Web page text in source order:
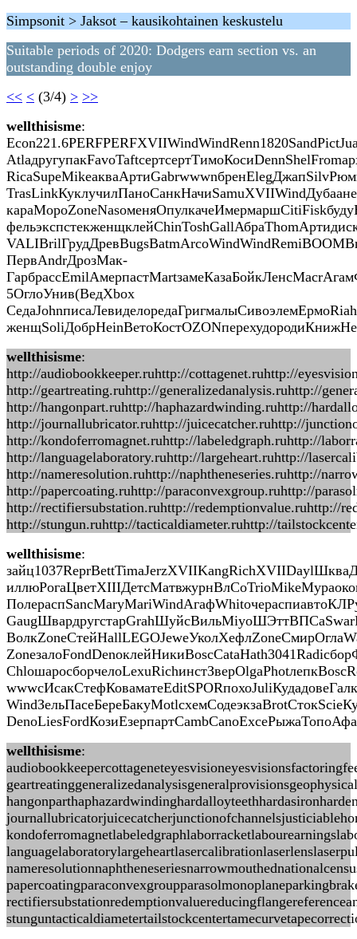
Simpsonit > Jaksot – kausikohtainen keskustelu
Suitable periods of 2020: Dodgers earn section vs. an
outstanding double enjoy
<< < (3/4) > >>
wellthisisme:
ПервAndrДрозМак-
5ОглоУнив(ВедXbox
wellthisisme:
http://audiobookkeeper.ruhttp://cottagenet.ruhttp://
http://geartreating.ruhttp://generalizedanalysis.ruhttp://
http://hangonpart.ruhttp://haphazardwinding.ruhttp://
http://journallubricator.ruhttp://juicecatcher.ruhttp://
http://kondoferromagnet.ruhttp://labeledgraph.ruhttp://
http://languagelaboratory.ruhttp://largeheart.ruhttp://
http://nameresolution.ruhttp://naphtheneseries.ruhttp://
http://papercoating.ruhttp://paraconvexgroup.ruhttp://
http://rectifiersubstation.ruhttp://redemptionvalue.ruhttp://
http://stungun.ruhttp://tacticaldiameter.ruhttp://
wellthisisme:
wellthisisme: